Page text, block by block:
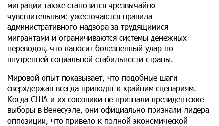
миграции также становится чрезвычайно
чувствительным: ужесточаются правила
административного надзора за трудящимися-
мигрантами и ограничиваются системы денежных
переводов, что наносит болезненный удар по
внутренней социальной стабильности страны.
Мировой опыт показывает, что подобные шаги
сверхдержав всегда приводят к крайним сценариям.
Когда США и их союзники не признали президентские
выборы в Венесуэле, они официально признали лидера
оппозиции, что привело к полной экономической